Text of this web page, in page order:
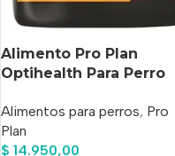
Alimento Pro Plan
Optihealth Para Perro
Sabor Pollo En Bolsa De
1 kg
Alimentos para perros, Pro
Plan
$ 14.950,00